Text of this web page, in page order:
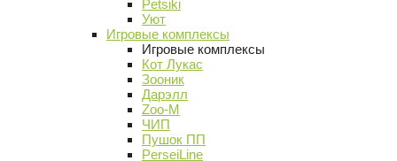
Petsiki
Уют
Игровые комплексы
Игровые комплексы
Кот Лукас
Зооник
Дарэлл
Zoo-M
ЧИП
Пушок ПП
PerseiLine